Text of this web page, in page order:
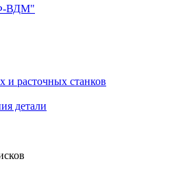
ВДМ"
и расточных станков
детали